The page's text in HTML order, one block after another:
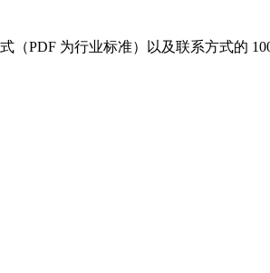
PDF 为行业标准）以及联系方式的